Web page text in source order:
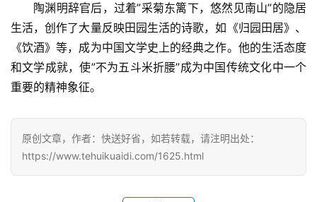
页
陶渊明辞官后，过着”采菊东篱下，悠然见南山”的隐居
生活，创作了大量反映田园生活的诗歌，如《归园田居》、
《饮酒》等，成为中国文学史上的经典之作。他的生活态度
和文学成就，使”不为五斗米折腰”成为中国传统文化中一个
重要的精神象征。
原创文章，作者：快送好省，如若转载，请注明出处：
https://www.tehuikuaidi.com/1625.html